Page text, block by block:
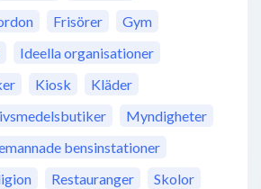
Frisörer
Gym
Ideella organisationer
Kiosk
Kläder
Myndigheter
bensinstationer
Restauranger
Skolor